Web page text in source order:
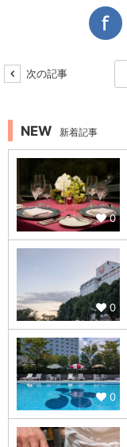
次の記事
NEW 新着記事
0
0
0